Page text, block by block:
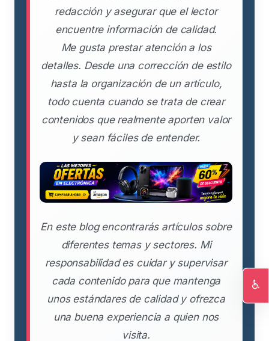
redacción y asegurar que el lector
encuentre información de calidad.
Me gusta prestar atención a los
detalles. Desde una corrección de estilo
hasta la organización de un artículo,
todo cuenta cuando se trata de crear
contenidos que realmente aporten valor
y sean fáciles de entender.
En este blog encontrarás artículos sobre
diferentes temas y sectores. Mi
responsabilidad es cuidar y supervisar
cada contenido para que mantenga
unos estándares de calidad y ofrezca
una buena experiencia a quien nos
visita.
♿